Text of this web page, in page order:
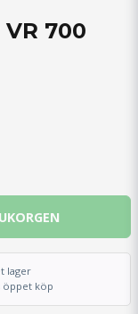
700
lager
öppet köp